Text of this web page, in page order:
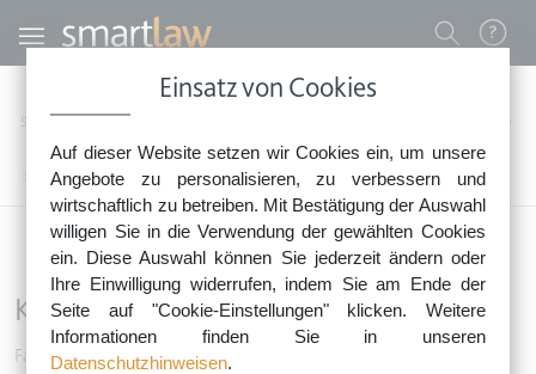
Einsatz von Cookies
Auf dieser Website setzen wir Cookies ein, um unsere
Angebote zu personalisieren, zu verbessern und
wirtschaftlich zu betreiben. Mit Bestätigung der Auswahl
willigen Sie in die Verwendung der gewählten Cookies
ein. Diese Auswahl können Sie jederzeit ändern oder
Ihre Einwilligung widerrufen, indem Sie am Ende der
Seite auf "Cookie-Einstellungen" klicken. Weitere
Informationen finden Sie in unseren
Datenschutzhinweisen.
Direkt zum Inhalt
0800 - 268 4 268 (kostenfrei)
Sie erreichen unser Service-Team:
Montag bis Freitag: 8-18 Uhr
Keine Rechtsberatung.
Benutzermenü
Startseite Familie & Vorsorge
Kita-Platz trotz Fachkräftemangel
Kita-Platz trotz Fachkräftemangel
Familie & Vorsorge • 5. Mai 2018